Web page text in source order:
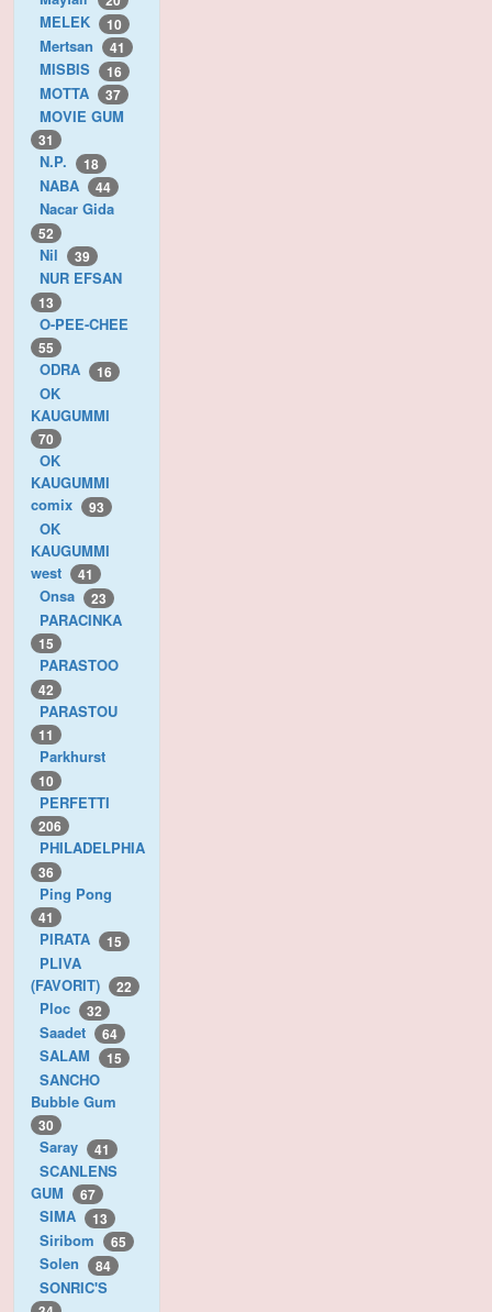
MELEK 10
Mertsan 41
MISBIS 16
MOTTA 37
MOVIE GUM
31
N.P. 18
NABA 44
Nacar Gida
52
Nil 39
NUR EFSAN
13
O-PEE-CHEE
55
ODRA 16
OK
KAUGUMMI
70
OK
KAUGUMMI
comix
93
OK
KAUGUMMI
west
41
Onsa 23
PARACINKA
15
PARASTOO
42
PARASTOU
11
Parkhurst
10
PERFETTI
206
PHILADELPHIA
36
Ping Pong
41
PIRATA 15
PLIVA
(FAVORIT)
22
Ploc 32
Saadet 64
SALAM 15
SANCHO
Bubble Gum
30
Saray 41
SCANLENS
GUM
67
SIMA 13
Siribom 65
Solen 84
SONRIC'S